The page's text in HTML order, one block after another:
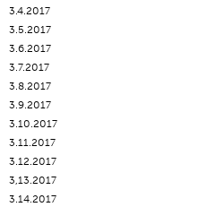
3.4.2017
3.5.2017
3.6.2017
3.7.2017
3.8.2017
3.9.2017
3.10.2017
3.11.2017
3.12.2017
3,13.2017
3.14.2017